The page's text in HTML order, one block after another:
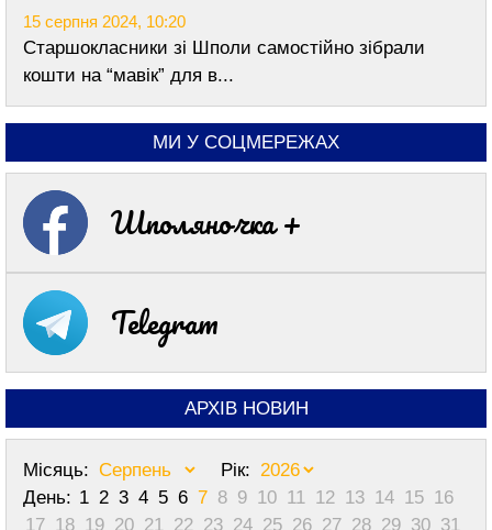
15 серпня 2024, 10:20
Старшокласники зі Шполи самостійно зібрали
кошти на “мавік” для в...
МИ У СОЦМЕРЕЖАХ
Шполяночка +
Telegram
АРХІВ НОВИН
Місяць:
Рік:
День: 1 2 3 4 5 6 7 8 9 10 11 12 13 14 15 16
17 18 19 20 21 22 23 24 25 26 27 28 29 30 31